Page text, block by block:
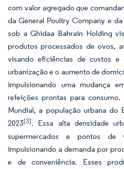
com valor agregado que
da General Poultry Company e
sob a Ghidaa Bahrain Holding
produtos processados de ovos,
visando eficiências de custos e
urbanização e o aumento de
impulsionando uma mudança
refeições prontas para
Mundial, a população urbana do
2023[3]. Essa alta densidade
supermercados e pontos de
impulsionando a demanda por
e de conveniência. Esses